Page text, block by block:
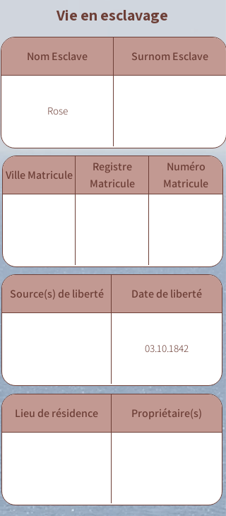
Vie en esclavage
Nom Esclave Surnom Esclave
Rose
Ville Matricule
Registre
Matricule
Numéro
Matricule
Source(s) de liberté Date de liberté
03.10.1842
Lieu de résidence Propriétaire(s)